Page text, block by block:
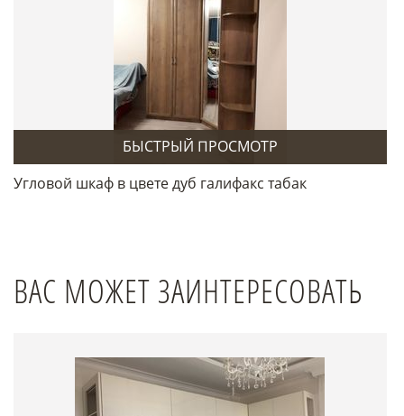
БЫСТРЫЙ ПРОСМОТР
Угловой шкаф в цвете дуб галифакс табак
ВАС МОЖЕТ ЗАИНТЕРЕСОВАТЬ